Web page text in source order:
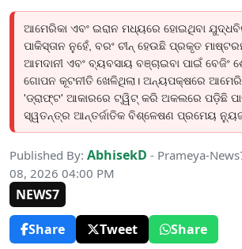
ଆମେରିକା ଏବଂ ଇରାନ ମଧ୍ୟରେ ହୋଇଥିବା
ପାକିସ୍ତାନ ନୁହେଁ, ବରଂ ଚୀନ୍ ହେଉଛି ପ୍ରକୃତ
ଆମଦାନୀ ଏବଂ ବ୍ୟବସାୟ ବଞ୍ଚାଇବା ପାଇଁ ବେଜିଂ
ଗୋପନ କୂଟନୀତି ଖେଳିଥିଲା। ଅନ୍ୟପକ୍ଷରେ
'ଡ୍ରାଫ୍ଟ' ଆକାରରେ ଟ୍ୱିଟ୍ କରି ଅକଲରେ ପଡ଼ିଛି
ସ୍ୱତନ୍ତ୍ର ଆନ୍ତର୍ଜାତିକ ବିଶ୍ଳେଷଣ ପ୍ରମେୟ
Published By: AbhisekD - Prameya-
08, 2026 04:00 PM
NEWS7
Share
Tweet Share